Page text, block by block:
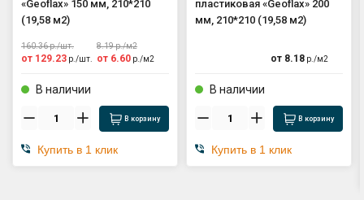
«Geoflax» 150 мм, 210*210
(19,58 м2)
160.36р./шт.
от 129.23 р./шт.
8.19р./м2
от 6.60 р./м2
В наличии
В корзину
Купить в 1 клик
пластиковая «Geoflax» 200
мм, 210*210 (19,58 м2)
от 8.18 р./м2
В наличии
В корзину
Купить в 1 клик